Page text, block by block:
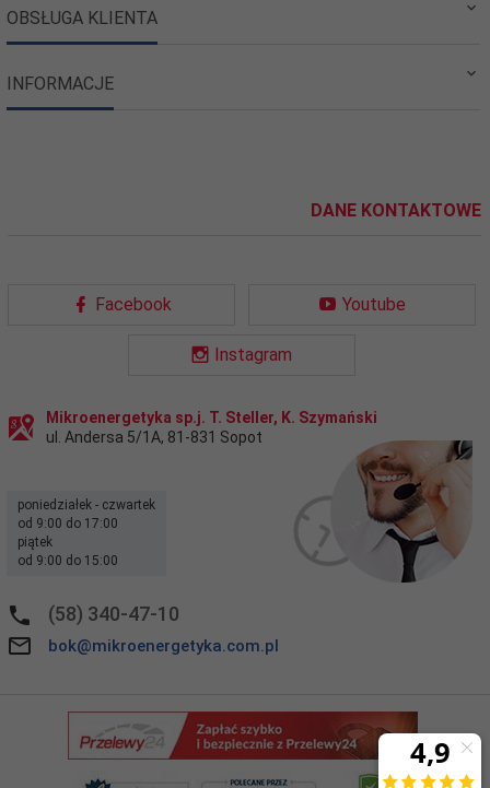
OBSŁUGA KLIENTA
INFORMACJE
DANE KONTAKTOWE
Facebook Youtube
Instagram
Mikroenergetyka sp.j. T. Steller, K. Szymański
ul. Andersa 5/1A, 81-831 Sopot
poniedziałek - czwartek
od 9:00 do 17:00
piątek
od 9:00 do 15:00
(58) 340-47-10
bok@mikroenergetyka.com.pl